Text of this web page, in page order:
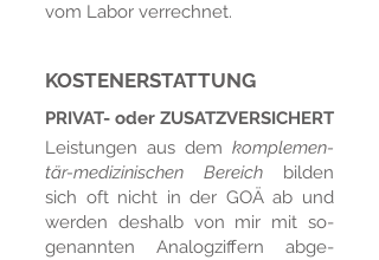
vom Labor verrechnet.
KOSTENERSTATTUNG
PRIVAT- oder ZUSATZVERSICHERT
Leistungen aus dem komple­men­
tär­-me­di­zin­isch­en Be­reich bil­den
sich oft nicht in der GOÄ ab und
wer­den deshalb von mir mit so­
genannten Analog­zif­fern ab­ge­